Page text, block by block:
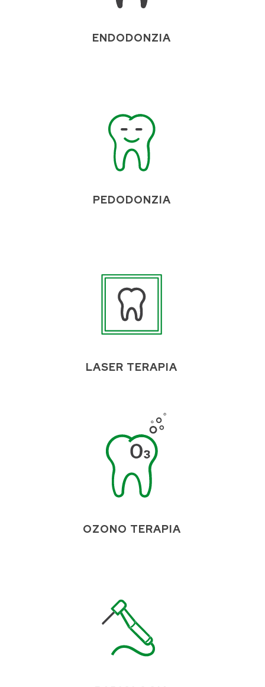
ENDODONZIA
PEDODONZIA
LASER TERAPIA
OZONO TERAPIA